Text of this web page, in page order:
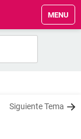
MENU
Siguiente Tema